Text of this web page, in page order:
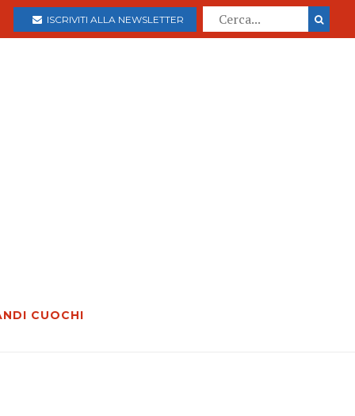
ISCRIVITI ALLA NEWSLETTER
CUOCHI